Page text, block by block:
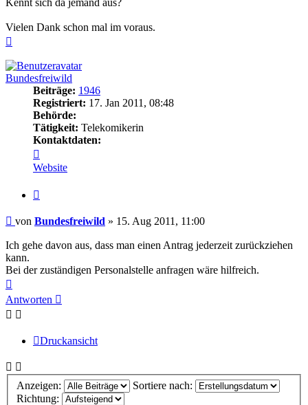
Kennt sich da jemand aus?
Vielen Dank schon mal im voraus.
Bundesfreiwild
Beiträge: 1946
Registriert: 17. Jan 2011, 08:48
Behörde:
Tätigkeit: Telekomikerin
Kontaktdaten:
von
Bundesfreiwild
Website
Beitrag
von Bundesfreiwild » 15. Aug 2011, 11:00
Ich gehe davon aus, dass man einen Antrag jederzeit zurückziehen
kann.
Bei der zuständigen Personalstelle anfragen wäre hilfreich.
oben
Antworten
Druckansicht
Anzeigen:
Sortiere nach:
Richtung: